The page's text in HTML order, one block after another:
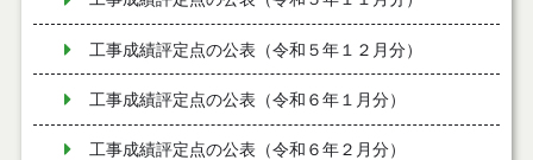
工事成績評定点の公表（令和５年１２月分）
工事成績評定点の公表（令和６年１月分）
工事成績評定点の公表（令和６年２月分）